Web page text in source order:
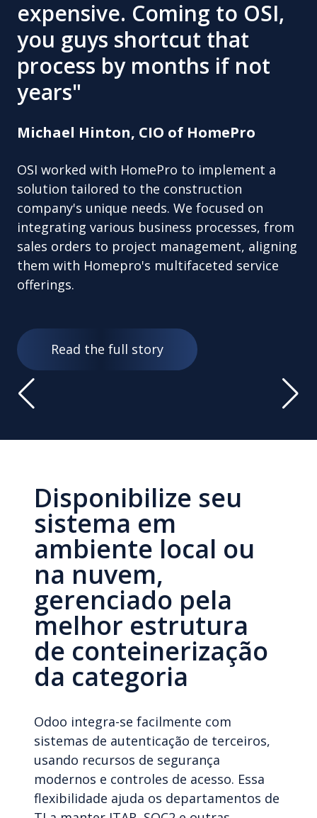
expensive. Coming to OSI,
you guys shortcut that
process by months if not
years"
Michael Hinton, CIO of HomePro
OSI worked with HomePro to implement a
solution tailored to the construction
company's unique needs. We focused on
integrating various business processes, from
sales orders to project management, aligning
them with Homepro's multifaceted service
offerings.
Read the full story
Disponibilize seu
sistema em
ambiente local ou
na nuvem,
gerenciado pela
melhor estrutura
de conteinerização
da categoria
Odoo integra-se facilmente com
sistemas de autenticação de terceiros,
usando recursos de segurança
modernos e controles de acesso. Essa
flexibilidade ajuda os departamentos de